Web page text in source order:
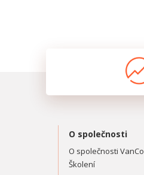
O společnosti
O společnosti
Školení